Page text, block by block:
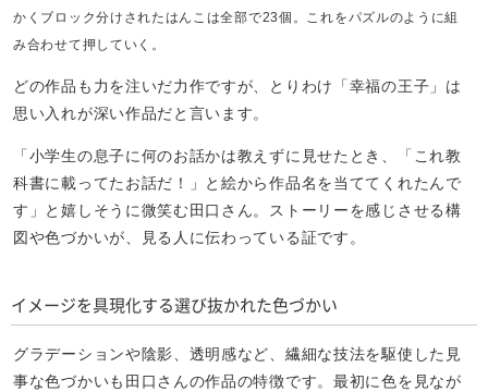
かくブロック分けされたはんこは全部で23個。これをパズルのように組
み合わせて押していく。
どの作品も力を注いだ力作ですが、とりわけ「幸福の王子」は
思い入れが深い作品だと言います。
「小学生の息子に何のお話かは教えずに見せたとき、「これ教
科書に載ってたお話だ！」と絵から作品名を当ててくれたんで
す」と嬉しそうに微笑む田口さん。ストーリーを感じさせる構
図や色づかいが、見る人に伝わっている証です。
イメージを具現化する選び抜かれた色づかい
グラデーションや陰影、透明感など、繊細な技法を駆使した見
事な色づかいも田口さんの作品の特徴です。最初に色を見なが